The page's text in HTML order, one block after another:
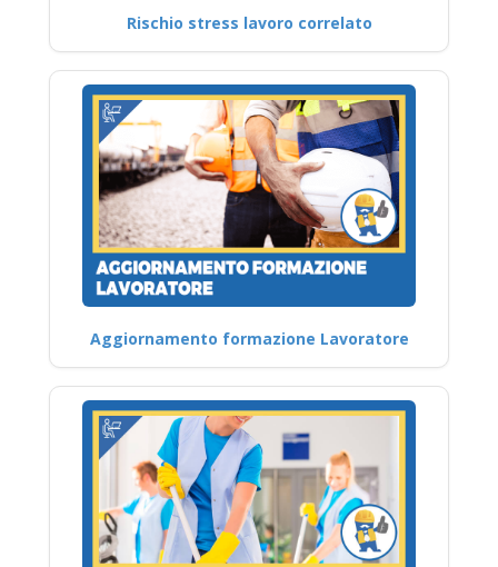
Rischio stress lavoro correlato
Aggiornamento formazione Lavoratore